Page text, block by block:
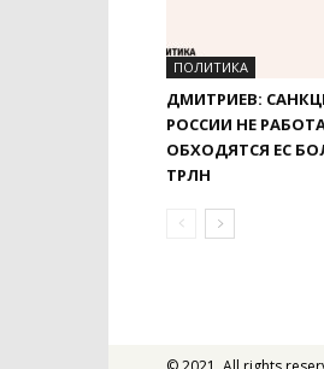
ПОЛИТИКА
ДМИТРИЕВ:
РОССИИ НЕ
ОБХОДЯТСЯ ЕС
ТРЛН